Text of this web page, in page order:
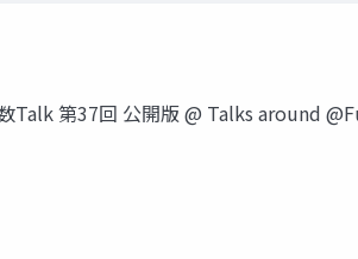
Talk 第37回 公開版 @ Talks